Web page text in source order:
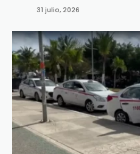
31 julio, 2026